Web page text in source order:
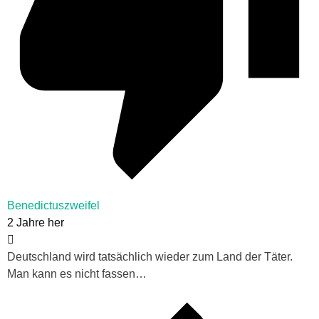
Benedictuszweifel
2 Jahre her
Deutschland wird tatsächlich wieder zum Land der Täter.
Man kann es nicht fassen…